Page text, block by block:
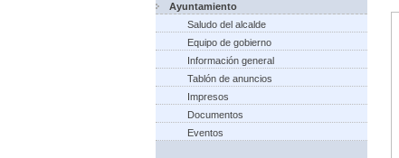
Ayuntamiento
Saludo del alcalde
Equipo de gobierno
Información general
Tablón de anuncios
Impresos
Documentos
Eventos